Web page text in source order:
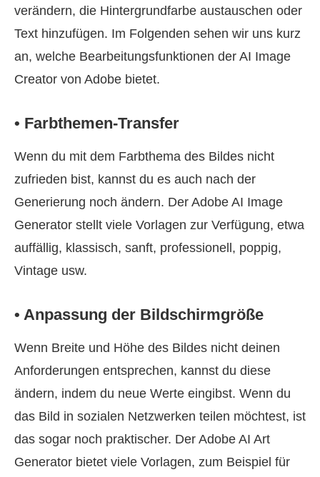
verändern, die Hintergrundfarbe austauschen oder
Text hinzufügen. Im Folgenden sehen wir uns kurz
an, welche Bearbeitungsfunktionen der AI Image
Creator von Adobe bietet.
• Farbthemen-Transfer
Wenn du mit dem Farbthema des Bildes nicht
zufrieden bist, kannst du es auch nach der
Generierung noch ändern. Der Adobe AI Image
Generator stellt viele Vorlagen zur Verfügung, etwa
auffällig, klassisch, sanft, professionell, poppig,
Vintage usw.
• Anpassung der Bildschirmgröße
Wenn Breite und Höhe des Bildes nicht deinen
Anforderungen entsprechen, kannst du diese
ändern, indem du neue Werte eingibst. Wenn du
das Bild in sozialen Netzwerken teilen möchtest, ist
das sogar noch praktischer. Der Adobe AI Art
Generator bietet viele Vorlagen, zum Beispiel für